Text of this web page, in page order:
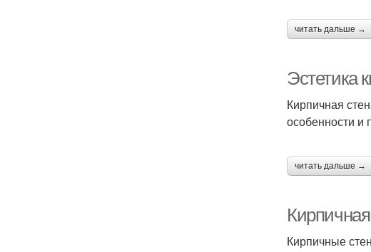
читать дальше →
Эстетика
Кирпичная
особенности и
читать дальше →
Кирпичные